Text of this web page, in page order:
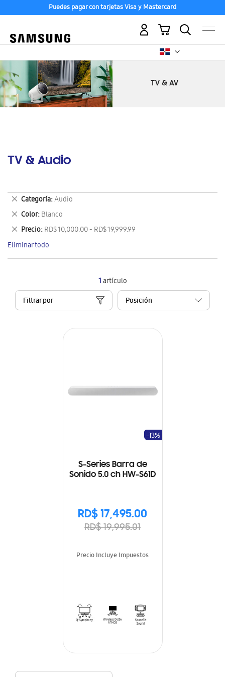
Puedes pagar con tarjetas Visa y Mastercard
Mi carrito
TV & Audio
1artículo
Filtrar por
S-Series Barra de
Sonido 5.0 ch HW-S61D
RD$ 17,495.00
RD$ 19,995.01
-13%
Precio Incluye Impuestos
Categoría Audio
Eliminar
este
artículo
Color Blanco
Eliminar
este
artículo
Precio RD$ 10,000.00 - RD$ 19,999.99
Eliminar
este
artículo
Eliminar todo